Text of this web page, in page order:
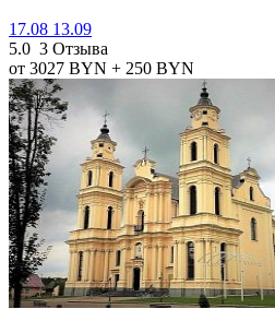
17.08 13.09
5.0 3 Отзыва
от 3027 BYN + 250 BYN